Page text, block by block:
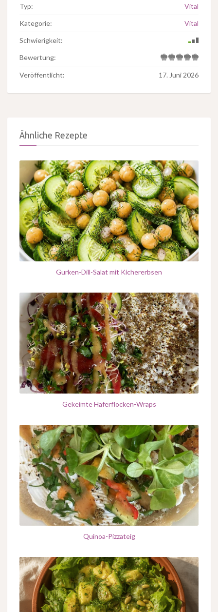
Typ: Vital
Kategorie: Vital
Schwierigkeit:
Bewertung:
Veröffentlicht: 17. Juni 2026
Ähnliche Rezepte
Gurken-Dill-Salat mit Kichererbsen
Gekeimte Haferflocken-Wraps
Quinoa-Pizzateig